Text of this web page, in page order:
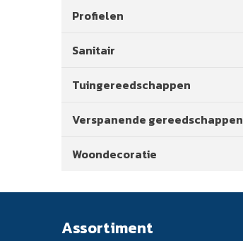
Profielen
Sanitair
Tuingereedschappen
Verspanende gereedschappen
Woondecoratie
Assortiment